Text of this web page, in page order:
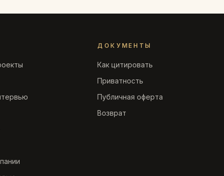
ДОКУМЕНТЫ
Как цитировать
Приватность
Публичная оферта
Возврат